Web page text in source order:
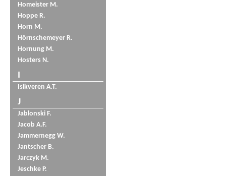
Homeister M.
Hoppe R.
Horn M.
Hörnschemeyer R.
Hornung M.
Hosters N.
I
Isikveren A.T.
J
Jablonski F.
Jacob A.F.
Jammernegg W.
Jantscher B.
Jarczyk M.
Jeschke P.